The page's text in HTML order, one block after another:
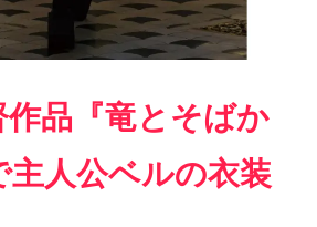
作品『竜とそばか
主人公ベルの衣装